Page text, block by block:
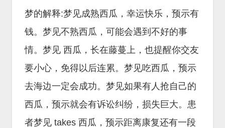
梦的解释:梦见成熟西瓜，幸运快乐，预示有
钱。梦见不熟西瓜，可能会遇到不好的事
情。梦见 西瓜，长在藤蔓上，也提醒你交友
要小心，免得以后连累。梦见吃西瓜，预示
去海边一定会成功。梦见如果有人抢自己的
西瓜，预示就会有诉讼纠纷，损失巨大。患
者梦见 takes 西瓜，预示距离康复还有一段